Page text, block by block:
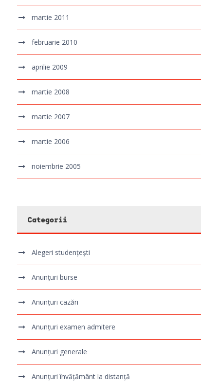
martie 2011
februarie 2010
aprilie 2009
martie 2008
martie 2007
martie 2006
noiembrie 2005
Categorii
Alegeri studențești
Anunțuri burse
Anunțuri cazări
Anunțuri examen admitere
Anunțuri generale
Anunțuri învățământ la distanță